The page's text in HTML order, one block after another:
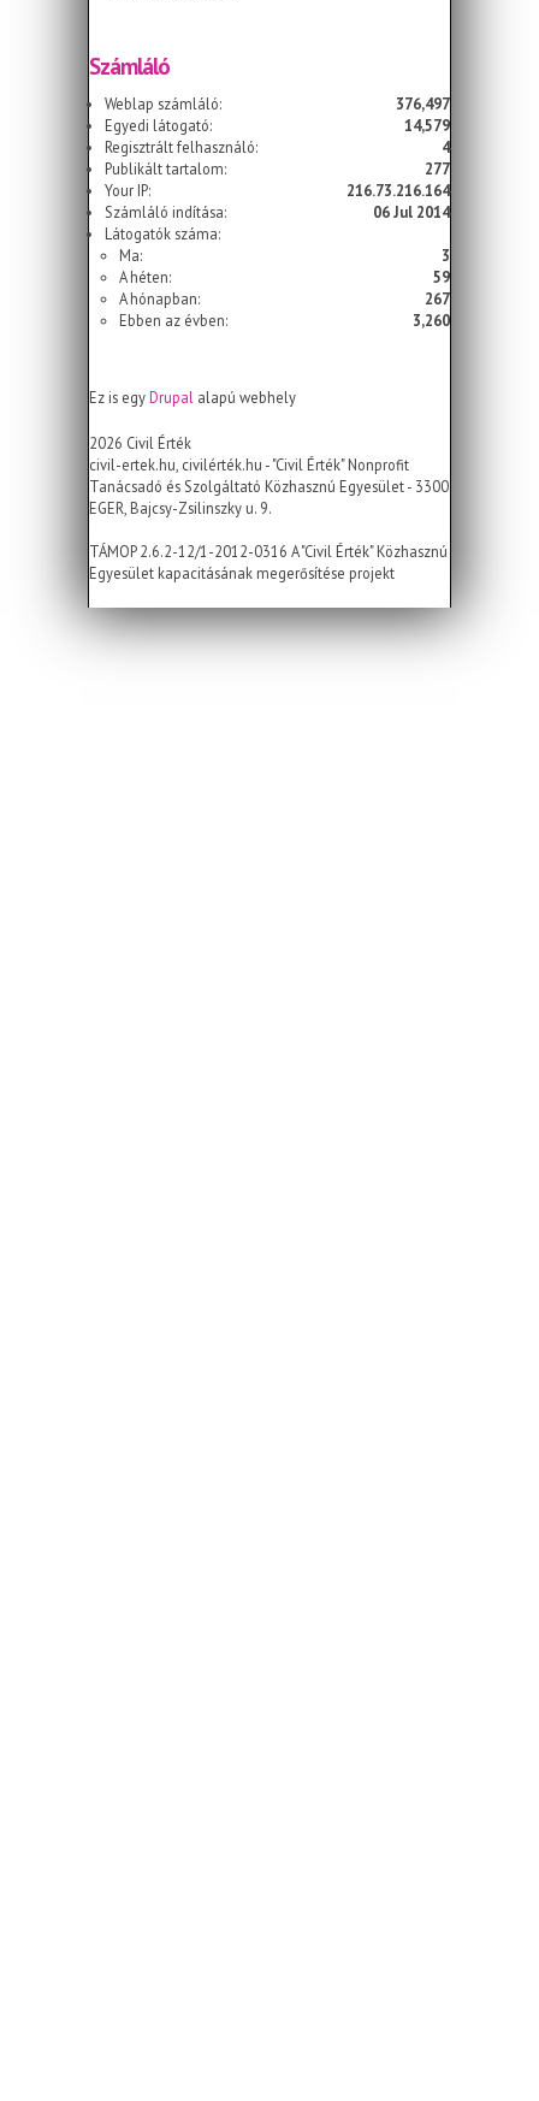
Számláló
Weblap számláló:
376,497
Egyedi látogató:
14,579
Regisztrált felhasználó:
4
Publikált tartalom:
277
Your IP:
216.73.216.164
Számláló indítása:
06 Jul 2014
Látogatók száma:
Ma:
3
A héten:
59
A hónapban:
267
Ebben az évben:
3,260
Ez is egyDrupal alapú webhely
2026 Civil Érték
civil-ertek.hu, civilérték.hu - "Civil Érték" Nonprofit
Tanácsadó és Szolgáltató Közhasznú Egyesület - 3300
EGER, Bajcsy-Zsilinszky u. 9.
TÁMOP 2.6.2-12/1-2012-0316 A "Civil Érték" Közhasznú
Egyesület kapacitásának megerősítése projekt